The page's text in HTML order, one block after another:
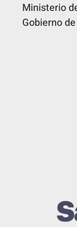
Ministerio
Gobierno